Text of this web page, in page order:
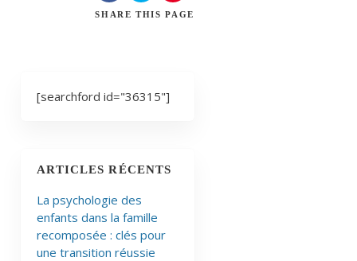
SHARE THIS PAGE
[searchford id="36315"]
ARTICLES RÉCENTS
La psychologie des
enfants dans la famille
recomposée : clés pour
une transition réussie